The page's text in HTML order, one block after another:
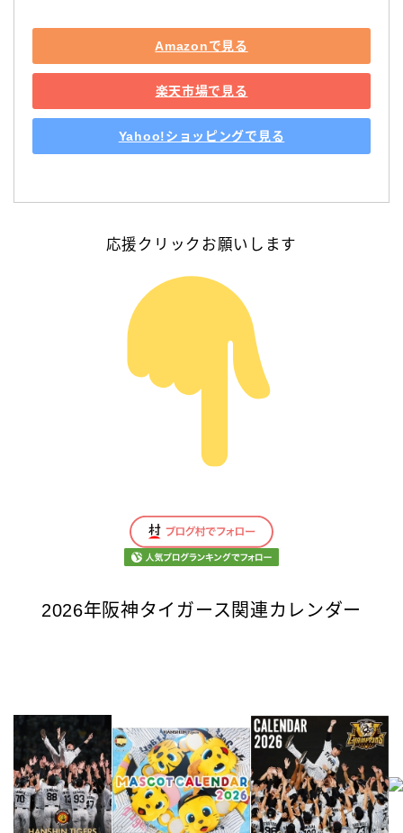
Amazonで見る
楽天市場で見る
Yahoo!ショッピングで見る
応援クリックお願いします
2026年阪神タイガース関連カレンダー